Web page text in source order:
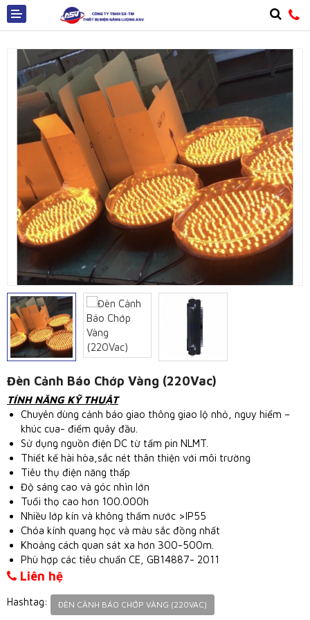
Giới thiệu
Sản phẩm
Tin tức
Công trình
Liên hệ
Đèn Cảnh Báo Chớp Vàng (220Vac)
TÍNH NĂNG KỸ THUẬT
Chuyên dùng cảnh báo giao thông giao lộ nhỏ, nguy hiểm –
khúc cua- điểm quây đầu.
Sử dụng nguồn điện DC từ tấm pin NLMT.
Thiết kế hài hòa,sắc nét thân thiện với môi trường
Tiêu thụ điện năng thấp
Độ sáng cao và góc nhìn lớn
Tuổi thọ cao hơn 100.000h
Nhiều lớp kín và không thấm nước >IP55
Chóa kính quang học và màu sắc đồng nhất
Khoảng cách quan sát xa hơn 300-500m.
Phù hợp các tiêu chuẩn CE, GB14887- 2011
Liên hệ
Hashtag: ĐÈN CẢNH BÁO CHỚP VÀNG (220VAC)